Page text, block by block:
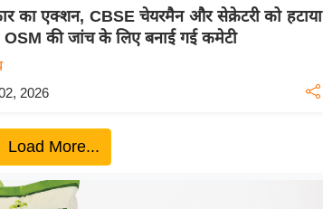
का एक्शन, CBSE चेयरमैन और सेक्रेटरी को हटाया
OSM की जांच के लिए बनाई गई कमेटी
2026
Load More...